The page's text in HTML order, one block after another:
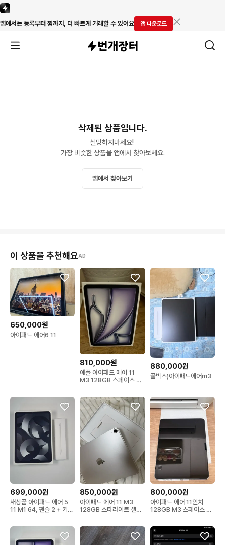
앱에서는 등록부터 찜까지, 더 빠르게 거래할 수 있어요 앱 다운로드
삭제된 상품입니다.
실망하지마세요!
가장 비슷한 상품을 앱에서 찾아보세요.
앱에서 찾아보기
이 상품을 추천해요AD
650,000원
아이패드 에어6 11
810,000원
애플 아이패드 에어 11
M3 128GB 스페이스 그
880,000원
풀박스)아이패드에어m3
699,000원
새상품 아이패드 에어 5
11 M1 64, 펜슬 2 + 키보
850,000원
아이패드 에어 11 M3
128GB 스타라이트 셀룰
800,000원
아이패드 에어 11인치
128GB M3 스페이스 그